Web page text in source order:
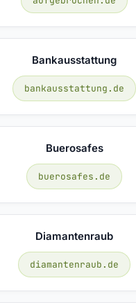
Bankausstattung
bankausstattung.de
Buerosafes
buerosafes.de
Diamantenraub
diamantenraub.de